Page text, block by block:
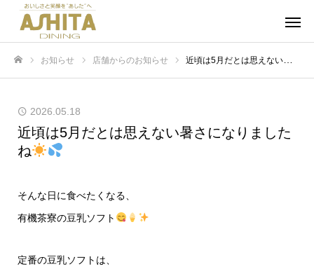
お知らせ 店舗からのお知らせ 近頃は5月だとは思えない暑さになりましたね
2026.05.18
近頃は5月だとは思えない暑さになりました
ね
そんな日に食べたくなる、
有機茶寮の豆乳ソフト
定番の豆乳ソフトは、